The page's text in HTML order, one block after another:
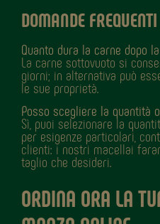
DOMANDE
Quanto dura la carne dopo
La carne sottovuoto si
giorni; in alternativa può
le sue proprietà.
Posso scegliere la quantità
Sì, puoi selezionare la
per esigenze particolari,
clienti: i nostri macellai
taglio che desideri.
ORDINA ORA LA